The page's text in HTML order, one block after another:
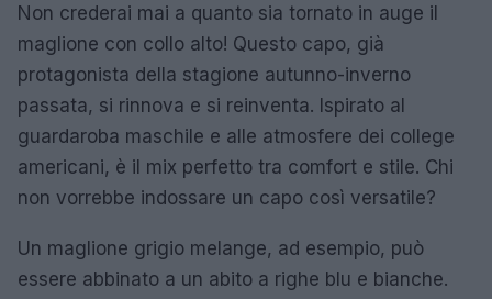
Non crederai mai a quanto sia tornato in auge il
maglione con collo alto! Questo capo, già
protagonista della stagione autunno-inverno
passata, si rinnova e si reinventa. Ispirato al
guardaroba maschile e alle atmosfere dei college
americani, è il mix perfetto tra comfort e stile. Chi
non vorrebbe indossare un capo così versatile?
Un maglione grigio melange, ad esempio, può
essere abbinato a un abito a righe blu e bianche.